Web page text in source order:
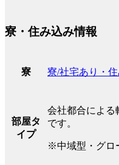
寮・住み込み情報
寮 寮/社宅あり・
部屋タ
イプ
会社都合による
です。
※中域型・グロ